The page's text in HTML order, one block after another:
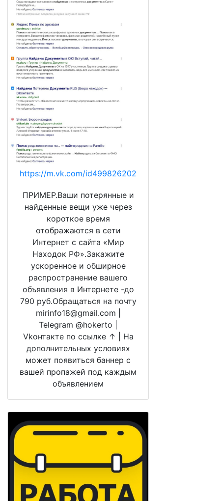
https://m.vk.com/id499826202
ПРИМЕР.Ваши потерянные и
найденные вещи уже через
короткое время
отображаются в сети
Интернет с сайта «Мир
Находок РФ».Закажите
ускоренное и обширное
распространение вашего
объявления в Интернете -до
790 руб.Обращаться на почту
mirinfo18@gmail.com |
Telegram @hokerto |
Vkонтакте по ссылке ↑ | На
дополнительных условиях
может появиться баннер с
вашей пропажей под каждым
объявлением